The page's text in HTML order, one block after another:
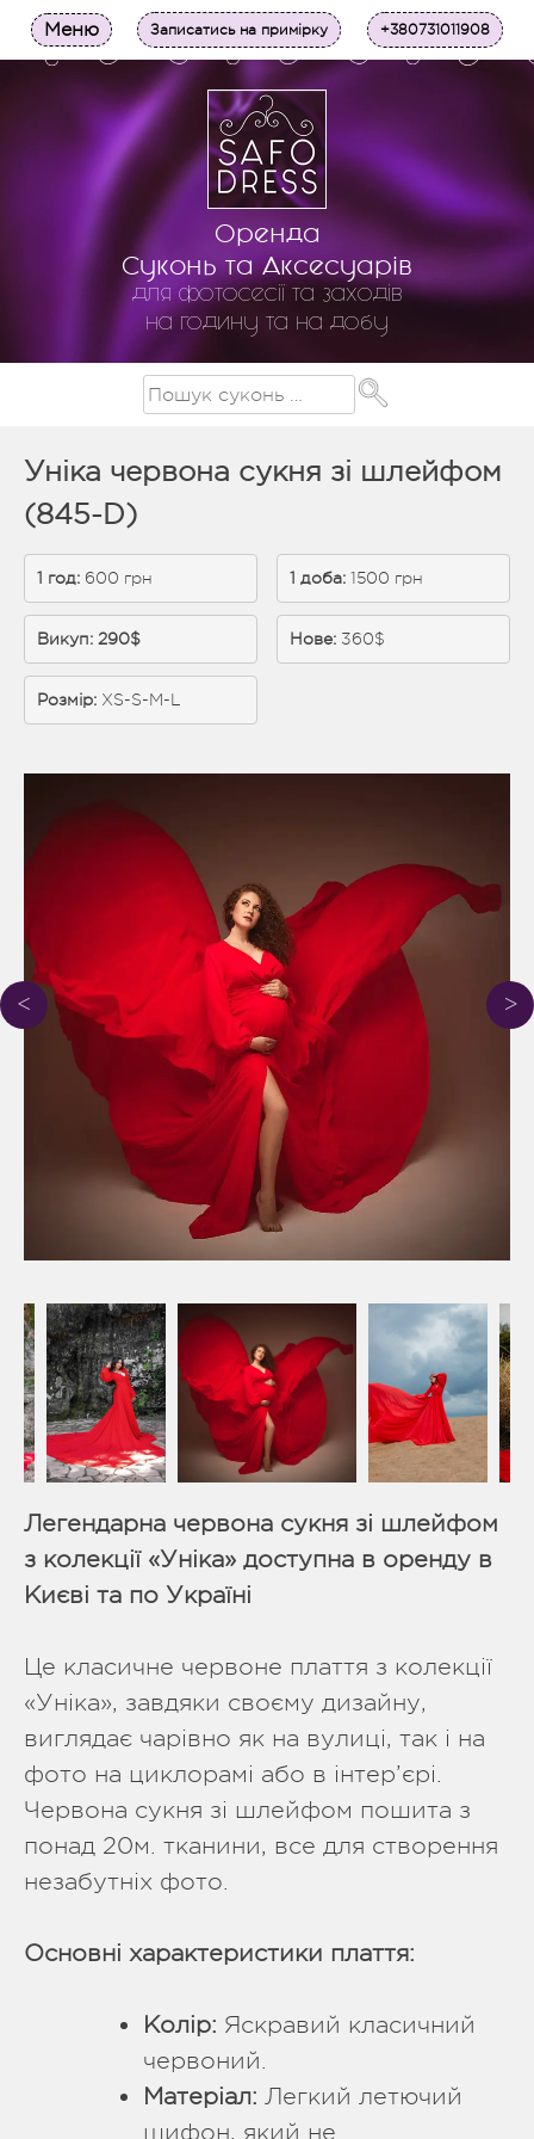
Оренда
Суконь та Аксесуарів
для фотосесії та заходів
на годину та на добу
Меню Записатись на примірку +380731011908
Уніка червона сукня зі шлейфом
(845-D)
1 год: 600 грн 1 доба: 1500 грн
Викуп: 290$ Нове: 360$
Розмір: XS-S-M-L
Легендарна червона сукня зі шлейфом
з колекції «Уніка» доступна в оренду в
Києві та по Україні
Це класичне червоне плаття з колекції
«Уніка», завдяки своєму дизайну,
виглядає чарівно як на вулиці, так і на
фото на циклорамі або в інтер’єрі.
Червона сукня зі шлейфом пошита з
понад 20м. тканини, все для створення
незабутніх фото.
Основні характеристики плаття:
Колір: Яскравий класичний
червоний.
Матеріал: Легкий летючий
шифон, який не